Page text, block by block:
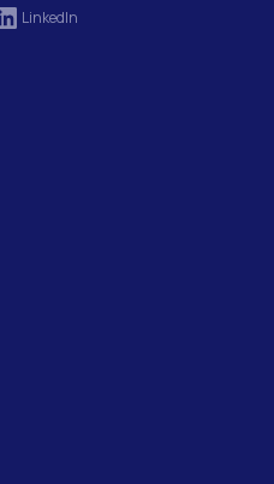
LinkedIn